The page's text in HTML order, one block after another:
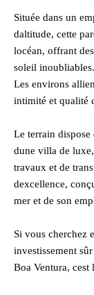
Située dans un
daltitude, cette
locéan, offrant
soleil inoubliables.
Les environs
intimité et qualité
Le terrain
dune villa de
travaux et de
dexcellence,
mer et de son
Si vous cherchez
investissement
Boa Ventura, cest